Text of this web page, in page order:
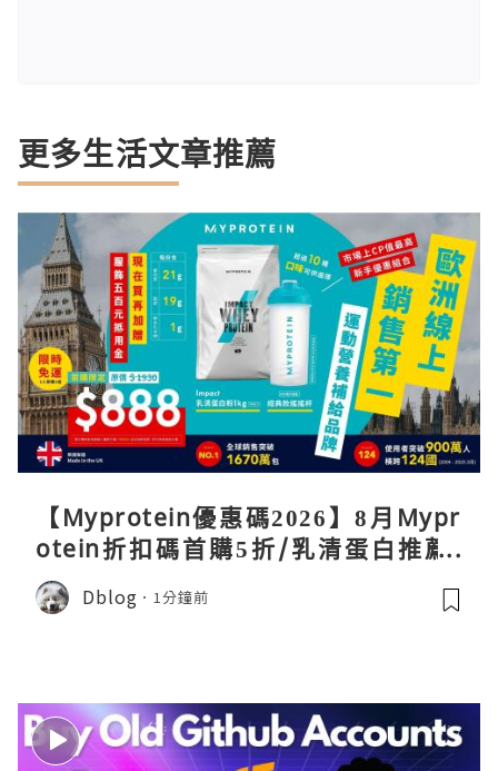
更多生活文章推薦
【Myprotein優惠碼2026】8月Mypr
otein折扣碼首購5折/乳清蛋白推薦/
關稅/信用卡優惠實測攻略
Dblog 1分鐘前